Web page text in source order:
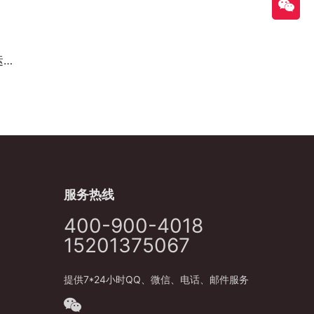
服务热线
400-900-4018
15201375067
提供7*24小时QQ、微信、电话、邮件服务